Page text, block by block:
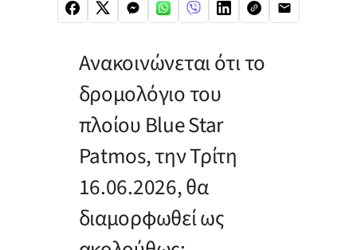
Ανακοινώνεται ότι το
δρομολόγιο του
πλοίου Blue Star
Patmos, την Τρίτη
16.06.2026, θα
διαμορφωθεί ως